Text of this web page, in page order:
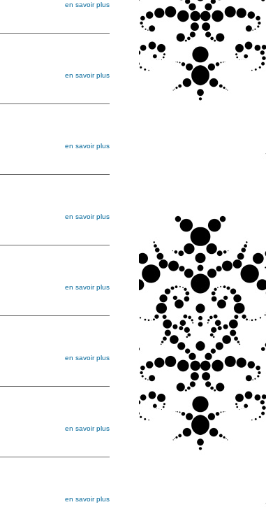
en savoir plus
en savoir plus
en savoir plus
en savoir plus
en savoir plus
en savoir plus
en savoir plus
en savoir plus